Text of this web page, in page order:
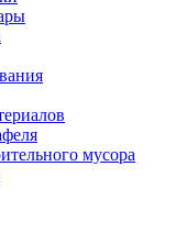
мусора